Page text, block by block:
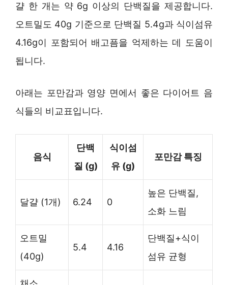
걀 한 개는 약 6g 이상의 단백질을 제공합니다.
오트밀도 40g 기준으로 단백질 5.4g과 식이섬유
4.16g이 포함되어 배고픔을 억제하는 데 도움이
됩니다.
아래는 포만감과 영양 면에서 좋은 다이어트 음
식들의 비교표입니다.
음식
단백
질 (g)
식이섬
유 (g)
포만감 특징
달걀 (1개) 6.24 0
높은 단백질,
소화 느림
오트밀
(40g)
5.4 4.16
단백질+식이
섬유 균형